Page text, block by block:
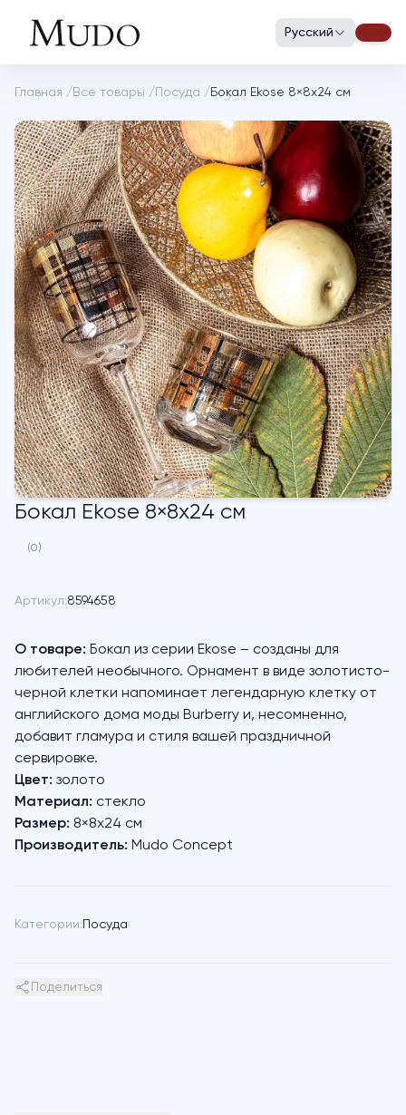
Русский
Главная / Все товары / Посуда / Бокал Ekose 8×8х24 см
Бокал Ekose 8×8х24 см
(0)
Артикул:8594658
О товаре: Бокал из серии Ekose – созданы для
любителей необычного. Орнамент в виде золотисто-
черной клетки напоминает легендарную клетку от
английского дома моды Burberry и, несомненно,
добавит гламура и стиля вашей праздничной
сервировке.
Цвет: золото
Материал: стекло
Размер: 8×8х24 см
Производитель: Mudo Concept
Категории: Посуда
Поделиться